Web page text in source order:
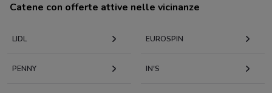
Catene con offerte attive nelle vicinanze
LIDL EUROSPIN
PENNY IN'S